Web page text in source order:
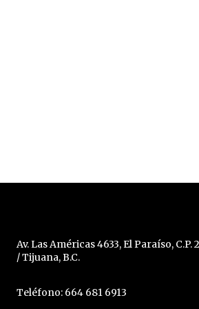
Av. Las Américas 4633, El Paraíso, C.P.
/ Tijuana, B.C.
Teléfono: 664 681 6913